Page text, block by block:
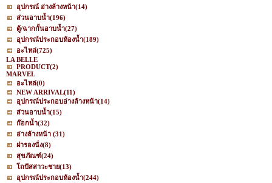
อุปกรณ์ อ่างล้างหน้า(14)
ส่วนอาบน้ำ(196)
ตู้/ฉากกั้นอาบน้ำ(27)
อุปกรณ์ประกอบห้องน้ำ(189)
อะไหล่(725)
LA BELLE
PRODUCT(2)
MARVEL
อะไหล่(0)
NEW ARRIVAL(11)
อุปกรณ์ประกอบอ่างล้างหน้า(14)
ส่วนอาบน้ำ(15)
ก๊อกน้ำ(32)
อ่างล้างหน้า (31)
ฝารองนั่ง(8)
สุขภัณฑ์(24)
โถปัสสาวะชาย(13)
อุปกรณ์ประกอบห้องน้ำ(244)